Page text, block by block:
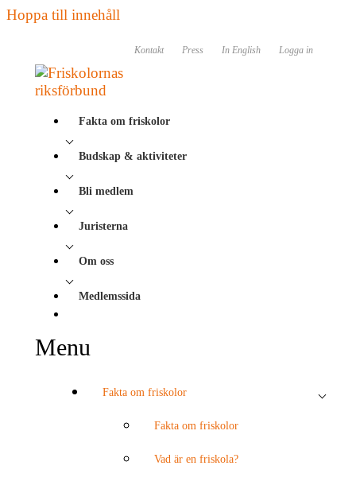
Hoppa till innehåll
Kontakt Press In English Logga in
Fakta om friskolor
Budskap & aktiviteter
Bli medlem
Juristerna
Om oss
Medlemssida
Menu
Fakta om friskolor
Fakta om friskolor
Vad är en friskola?